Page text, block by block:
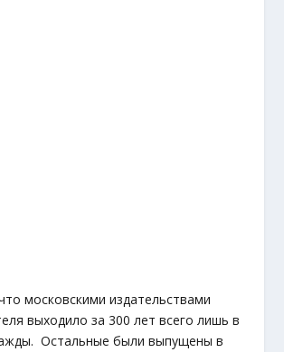
московскими издательствами
выходило за 300 лет всего лишь в
Остальные были выпущены в